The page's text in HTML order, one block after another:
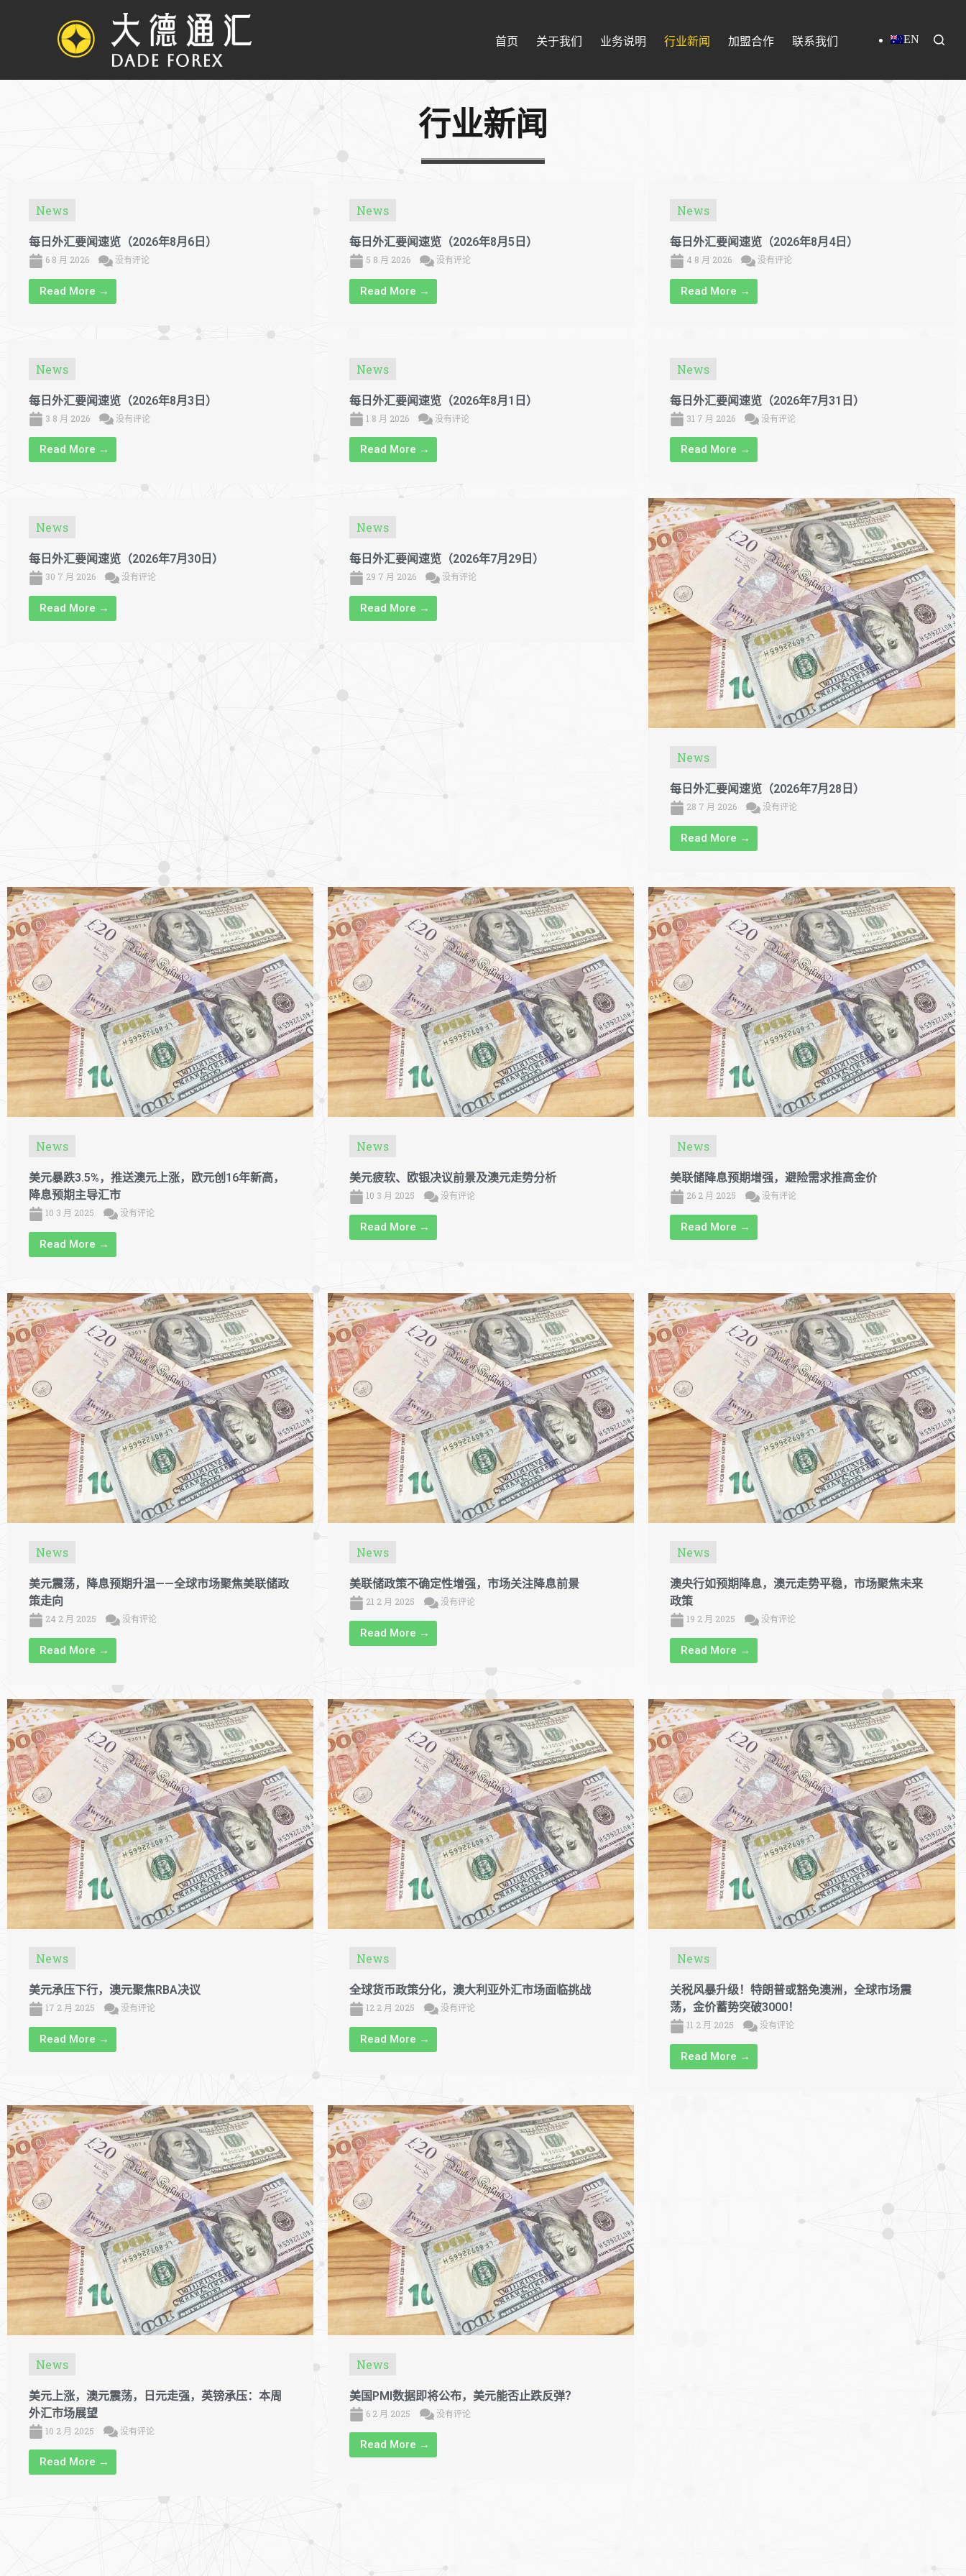
首页 关于我们 业务说明 行业新闻 加盟合作 联系我们 EN
行业新闻
News
每日外汇要闻速览（2026年8月6日）
6 8 月 2026 没有评论
Read More →
News
每日外汇要闻速览（2026年8月5日）
5 8 月 2026 没有评论
Read More →
News
每日外汇要闻速览（2026年8月4日）
4 8 月 2026 没有评论
Read More →
News
每日外汇要闻速览（2026年8月3日）
3 8 月 2026 没有评论
Read More →
News
每日外汇要闻速览（2026年8月1日）
1 8 月 2026 没有评论
Read More →
News
每日外汇要闻速览（2026年7月31日）
31 7 月 2026 没有评论
Read More →
News
每日外汇要闻速览（2026年7月30日）
30 7 月 2026 没有评论
Read More →
News
每日外汇要闻速览（2026年7月29日）
29 7 月 2026 没有评论
Read More →
News
每日外汇要闻速览（2026年7月28日）
28 7 月 2026 没有评论
Read More →
News
美元暴跌3.5%，推送澳元上涨，欧元创16年新高，
降息预期主导汇市
10 3 月 2025 没有评论
Read More →
News
美元疲软、欧银决议前景及澳元走势分析
10 3 月 2025 没有评论
Read More →
News
美联储降息预期增强，避险需求推高金价
26 2 月 2025 没有评论
Read More →
News
美元震荡，降息预期升温——全球市场聚焦美联储政
策走向
24 2 月 2025 没有评论
Read More →
News
美联储政策不确定性增强，市场关注降息前景
21 2 月 2025 没有评论
Read More →
News
澳央行如预期降息，澳元走势平稳，市场聚焦未来
政策
19 2 月 2025 没有评论
Read More →
News
美元承压下行，澳元聚焦RBA决议
17 2 月 2025 没有评论
Read More →
News
全球货币政策分化，澳大利亚外汇市场面临挑战
12 2 月 2025 没有评论
Read More →
News
关税风暴升级！特朗普或豁免澳洲，全球市场震
荡，金价蓄势突破3000！
11 2 月 2025 没有评论
Read More →
News
美元上涨，澳元震荡，日元走强，英镑承压：本周
外汇市场展望
10 2 月 2025 没有评论
Read More →
News
美国PMI数据即将公布，美元能否止跌反弹？
6 2 月 2025 没有评论
Read More →